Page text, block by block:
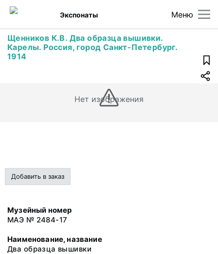
Меню
Экспонаты
Щенников К.В. Два образца вышивки.
Карелы. Россия, город Санкт-Петербург.
1914
Нет изображения
Добавить в заказ
Музейный номер
МАЭ № 2484-17
Наименование, название
Два образца вышивки